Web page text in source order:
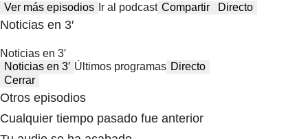
Ver más episodios Ir al podcast Compartir Directo
Noticias en 3′
Noticias en 3′
Noticias en 3′ Últimos programas Directo
Cerrar
Otros episodios
Cualquier tiempo pasado fue anterior